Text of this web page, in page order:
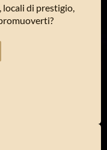
di prestigio,